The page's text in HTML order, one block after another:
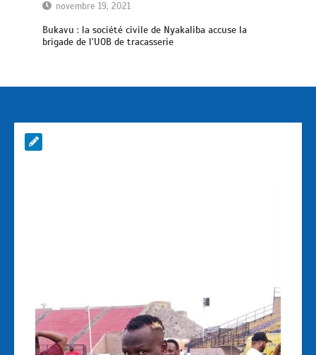
novembre 19, 2021
Bukavu : la société civile de Nyakaliba accuse la
brigade de l’UOB de tracasserie